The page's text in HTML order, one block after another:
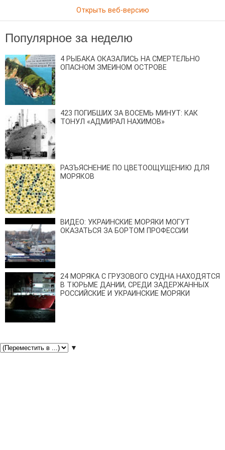
Открыть веб-версию
Популярное за неделю
4 РЫБАКА ОКАЗАЛИСЬ НА СМЕРТЕЛЬНО
ОПАСНОМ ЗМЕИНОМ ОСТРОВЕ
423 ПОГИБШИХ ЗА ВОСЕМЬ МИНУТ: КАК
ТОНУЛ «АДМИРАЛ НАХИМОВ»
РАЗЪЯСНЕНИЕ ПО ЦВЕТООЩУЩЕНИЮ ДЛЯ
МОРЯКОВ
ВИДЕО: УКРАИНСКИЕ МОРЯКИ МОГУТ
ОКАЗАТЬСЯ ЗА БОРТОМ ПРОФЕССИИ
24 МОРЯКА С ГРУЗОВОГО СУДНА НАХОДЯТСЯ
В ТЮРЬМЕ ДАНИИ, СРЕДИ ЗАДЕРЖАННЫХ
РОССИЙСКИЕ И УКРАИНСКИЕ МОРЯКИ
▼